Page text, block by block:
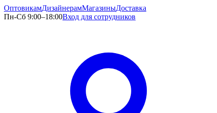
ОптовикамДизайнерамМагазиныДоставка
Пн-Сб 9:00–18:00Вход для сотрудников